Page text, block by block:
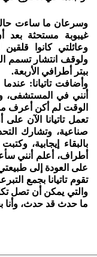
وسرعان ما ساءت
غيبوبة مستحثة بعد
وعائلتي كانوا
ولوقف انتشار تسمم
ببتر أطرافي الأربعة.
وأضافت تاتيانا:
أنني في
الوقت لم أكن أعرف
تعمل تاتيانا الآن
صناعية، وتشارك
بالبقاء إيجابية،
أطراف، أعلم أنني
على العودة إلى
تقوم تاتيانا بجمع
ما حدث قد حدث، وأنا